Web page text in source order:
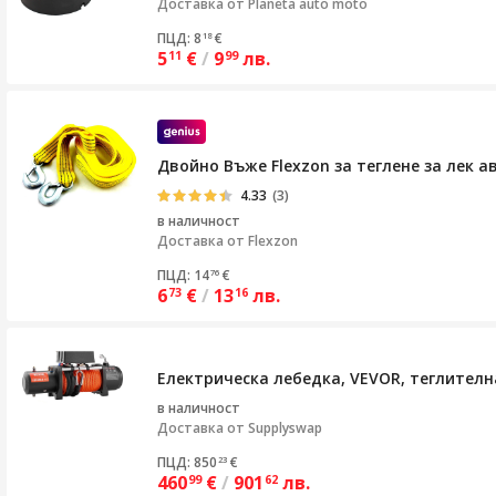
ПЦД: 8 18 €
511 €/ 999 лв.
Двойно Въже Flexzon за теглене за лек
4.33 (3)
в наличност
Доставка от Flexzon
ПЦД: 1476 €
673 €/ 1316 лв.
Електрическа лебедка, VEVOR,
в наличност
Доставка от Supplyswap
ПЦД: 850 23 €
46099 €/ 901 62 лв.